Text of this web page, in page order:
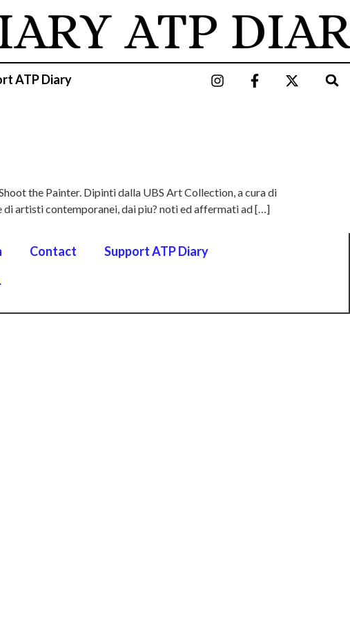
ATP
ATP Diary
the Painter. Dipinti dalla UBS Art Collection, a cura di
di artisti contemporanei, dai piu? noti ed affermati ad […]
Contact Support ATP Diary